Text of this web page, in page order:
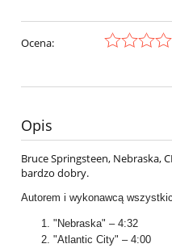
Ocena:
Opis
Bruce Springsteen, Nebraska,
bardzo dobry.
Autorem i wykonawcą
"Nebraska" – 4:32
"Atlantic City" – 4:00